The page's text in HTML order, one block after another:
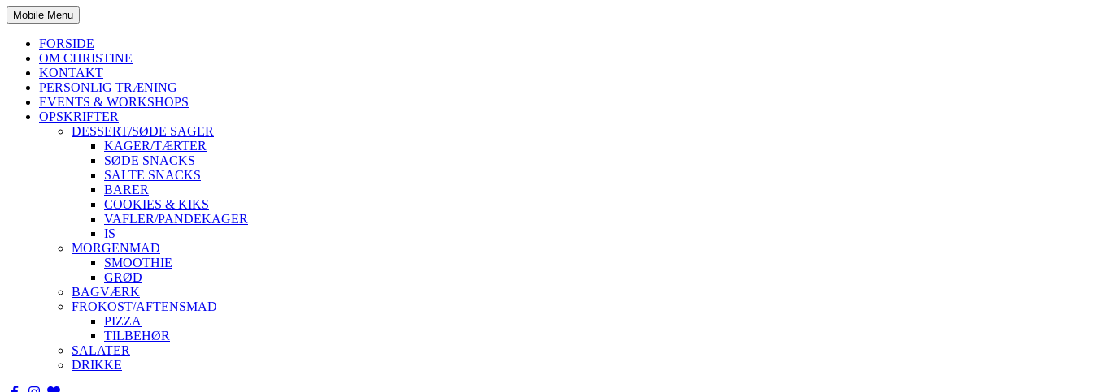
Mobile Menu
FORSIDE
OM CHRISTINE
KONTAKT
PERSONLIG TRÆNING
EVENTS & WORKSHOPS
OPSKRIFTER
DESSERT/SØDE SAGER
KAGER/TÆRTER
SØDE SNACKS
SALTE SNACKS
BARER
COOKIES & KIKS
VAFLER/PANDEKAGER
IS
MORGENMAD
SMOOTHIE
GRØD
BAGVÆRK
FROKOST/AFTENSMAD
PIZZA
TILBEHØR
SALATER
DRIKKE